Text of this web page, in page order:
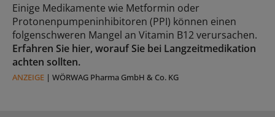
Einige Medikamente wie Metformin oder
Protonenpumpeninhibitoren (PPI) können einen
folgenschweren Mangel an Vitamin B12 verursachen.
Erfahren Sie hier, worauf Sie bei Langzeitmedikation
achten sollten.
ANZEIGE | WÖRWAG Pharma GmbH & Co. KG